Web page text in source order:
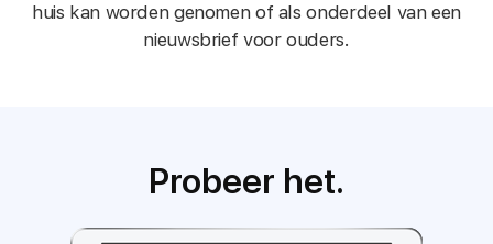
huis kan worden genomen of als onderdeel van een
nieuwsbrief voor ouders.
Probeer het.